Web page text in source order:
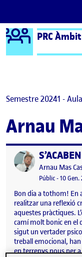
Saltar al contingut
Logo Ágora
Semestre 20241 -
Arnau
Publicat per
Publicat per
Arnau Mas
Visibilitat:
Públic-Data
10 Gen.
Bon dia a tothom! En
realitzar una reflexió
aquestes pràctiques.
camí molt bonic en el
sigut un vertader
treball emocional,
en terrenys nous per